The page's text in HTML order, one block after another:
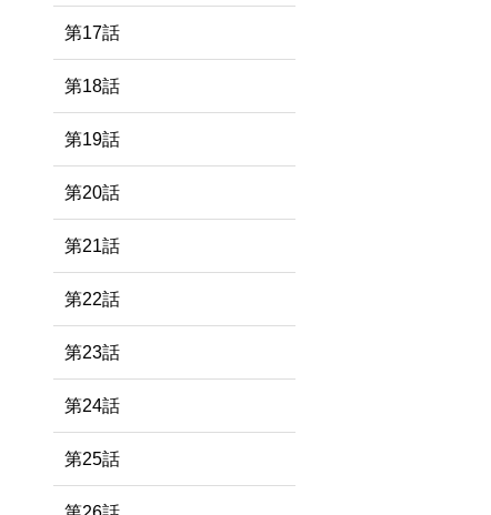
第17話
第18話
第19話
第20話
第21話
第22話
第23話
第24話
第25話